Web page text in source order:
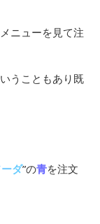
ニューを見て注
うこともあり既
ーダ”の青を注文